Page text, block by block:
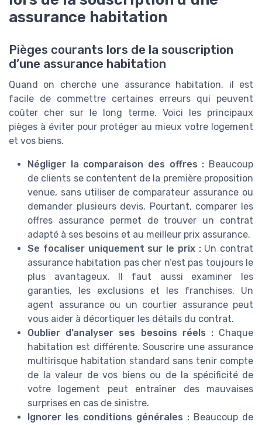
assurance habitation
Pièges courants lors de la souscription
d’une assurance habitation
Quand on cherche une assurance habitation, il est
facile de commettre certaines erreurs qui peuvent
coûter cher sur le long terme. Voici les principaux
pièges à éviter pour protéger au mieux votre logement
et vos biens.
Négliger la comparaison des offres : Beaucoup
de clients se contentent de la première proposition
venue, sans utiliser de comparateur assurance ou
demander plusieurs devis. Pourtant, comparer les
offres assurance permet de trouver un contrat
adapté à ses besoins et au meilleur prix assurance.
Se focaliser uniquement sur le prix :Un contrat
assurance habitation pas cher n’est pas toujours le
plus avantageux. Il faut aussi examiner les
garanties, les exclusions et les franchises. Un
agent assurance ou un courtier assurance peut
vous aider à décortiquer les détails du contrat.
Oublier d’analyser ses besoins réels :Chaque
habitation est différente. Souscrire une assurance
multirisque habitation standard sans tenir compte
de la valeur de vos biens ou de la spécificité de
votre logement peut entraîner des mauvaises
surprises en cas de sinistre.
Ignorer les conditions générales : Beaucoup de